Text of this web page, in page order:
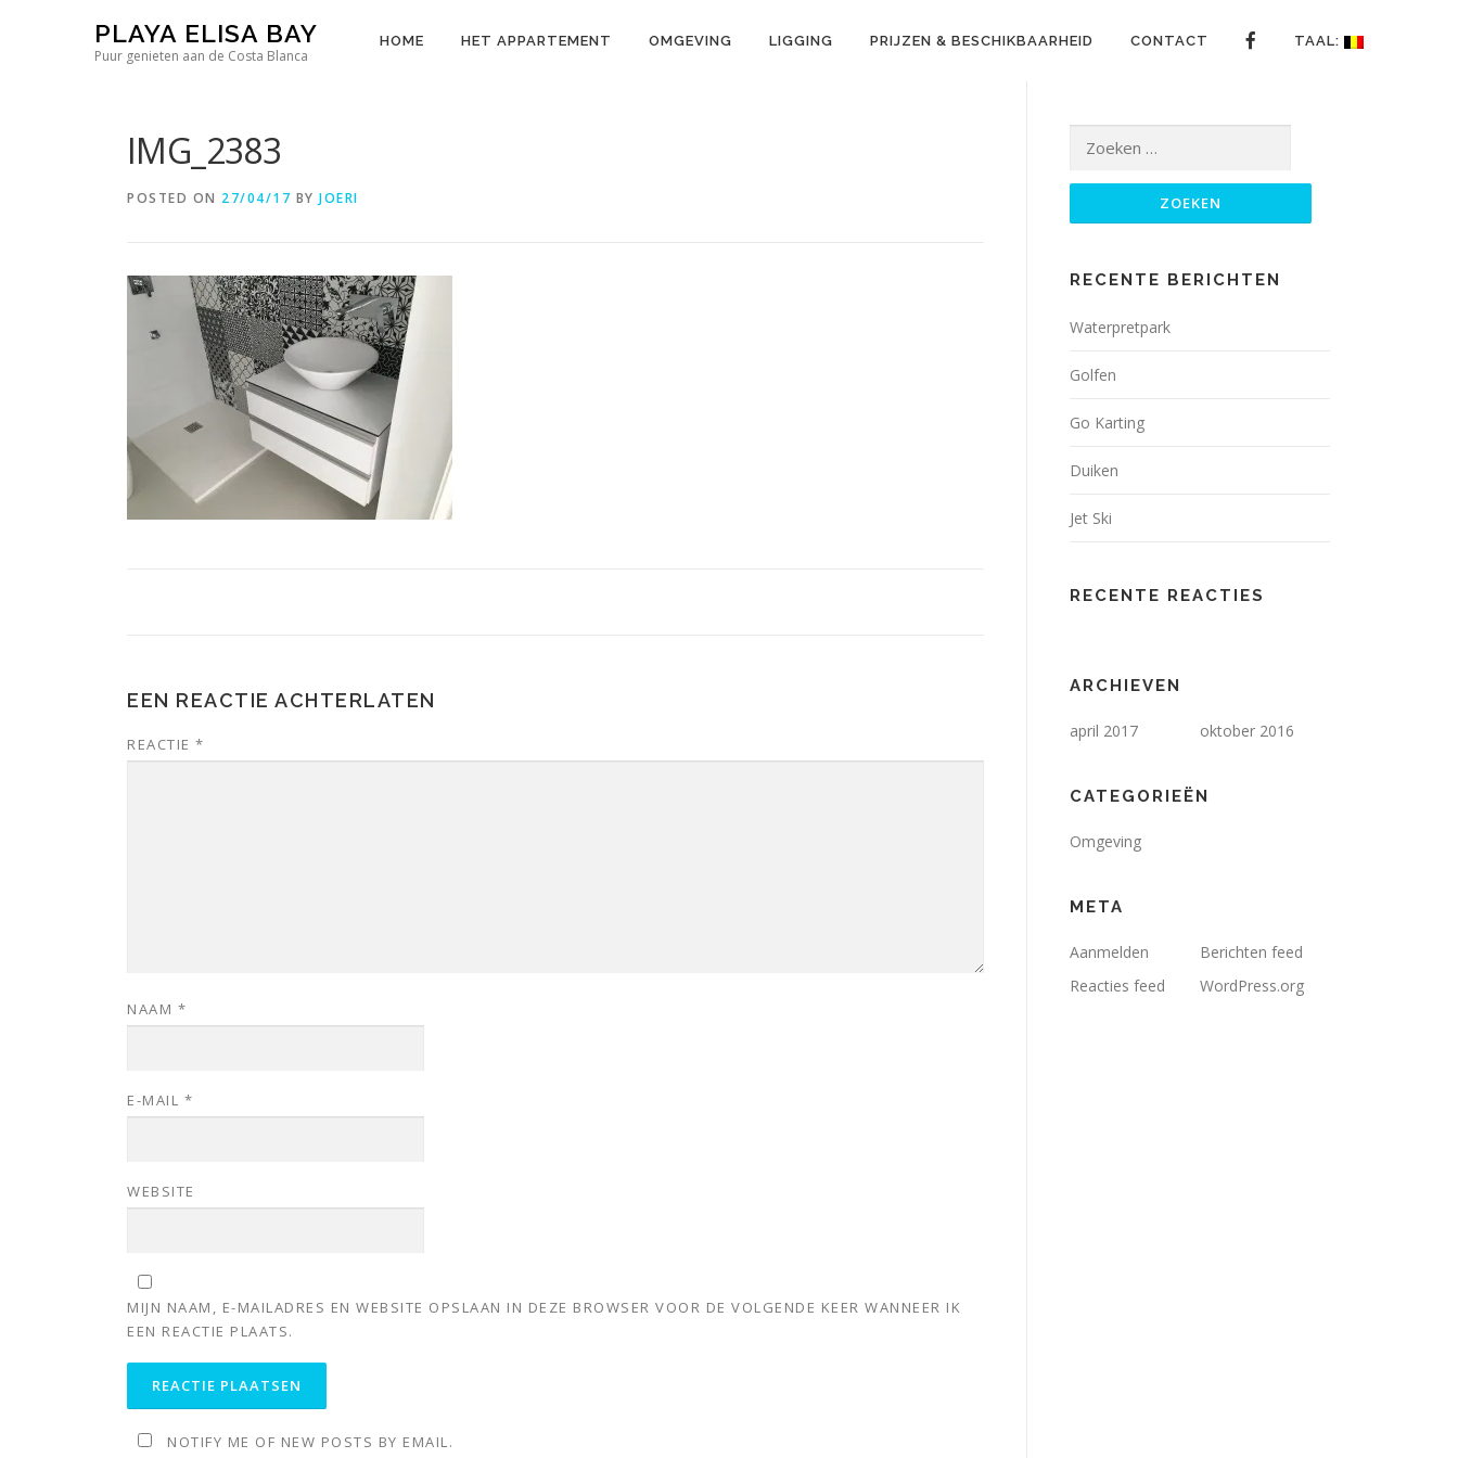
PLAYA ELISA BAY
Puur genieten aan de Costa Blanca
HOME HET APPARTEMENT OMGEVING LIGGING PRIJZEN & BESCHIKBAARHEID CONTACT TAAL:
IMG_2383
POSTED ON 27/04/17 BY JOERI
EEN REACTIE ACHTERLATEN
REACTIE *
NAAM *
E-MAIL *
WEBSITE
MIJN NAAM, E-MAILADRES EN WEBSITE OPSLAAN IN DEZE BROWSER VOOR DE VOLGENDE KEER WANNEER IK
EEN REACTIE PLAATS.
NOTIFY ME OF NEW POSTS BY EMAIL.
naar:
RECENTE BERICHTEN
Waterpretpark
Golfen
Go Karting
Duiken
Jet Ski
RECENTE REACTIES
ARCHIEVEN
april 2017 oktober 2016
CATEGORIEËN
Omgeving
META
Aanmelden
Berichten feed
Reacties feed
WordPress.org